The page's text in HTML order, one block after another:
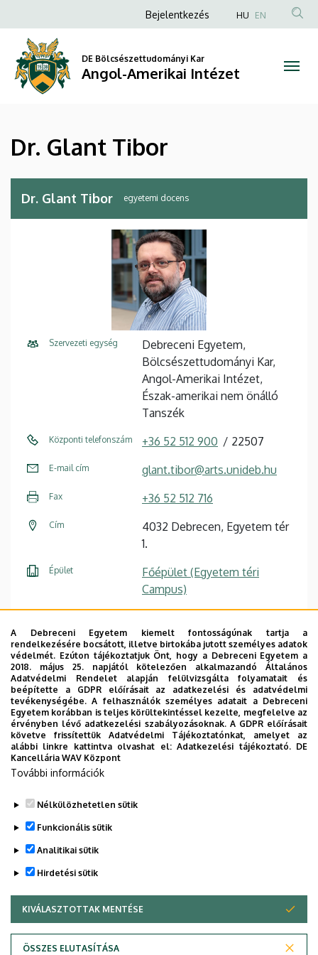
Glant
Tibor
Angol-
Amerikai
Intézet
a
tartalomra
Anonim
fiók
menüje
Bejelentkezés HU EN
DE Bölcsészettudományi Kar
Angol-Amerikai Intézet
Dr. Glant Tibor
Dr. Glant Tibor egyetemi docens
Szervezeti egység
Debreceni Egyetem,
Bölcsészettudományi Kar,
Angol-Amerikai Intézet,
Észak-amerikai nem önálló
Tanszék
Központi telefonszám +36 52 512 900 22507
E-mail cím glant.tibor@arts.unideb.hu
Fax +36 52 512 716
Cím
4032 Debrecen, Egyetem tér
1.
Épület
Főépület (Egyetem téri
Campus)
szoba)
Weboldal
Szervezeti weboldal
Weboldal
Tudóstér profil
Leírás
Személyes profil / Personal profile
Adatvédelem
A Debreceni Egyetem kiemelt fontosságúnak tartja a
rendelkezésére bocsátott, illetve birtokába jutott személyes adatok
védelmét. Ezúton tájékoztatjuk Önt, hogy a Debreceni Egyetem a
2018. május 25. napjától kötelezően alkalmazandó Általános
Adatvédelmi Rendelet alapján felülvizsgálta folyamatait és
beépítette a GDPR előírásait az adatkezelési és adatvédelmi
tevékenységébe. A felhasználók személyes adatait a Debreceni
Egyetem korábban is teljes körültekintéssel kezelte, megfelelve az
érvényben lévő adatkezelési szabályozásoknak. A GDPR előírásait
követve frissítettük Adatvédelmi Tájékoztatónkat, amelyet az
alábbi linkre kattintva olvashat el:Adatkezelési tájékoztató. DE
Kancellária WAV Központ
További információk
Nélkülözhetetlen sütik
Funkcionális sütik
Analitikai sütik
Hirdetési sütik
KIVÁLASZTOTTAK MENTÉSE
ÖSSZES ELUTASÍTÁSA
WITHDRAW CONSENT